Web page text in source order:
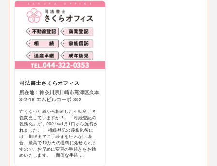
司法書士さくらオフィス
所在地：神奈川県川崎市高津区久本
3-2-18 エムビルコーポ 302
亡くなった親から相続した不動産、名
義変更していますか？ 「相続登記の
義務化」が、2024年4月1日から施行さ
れました。 ・相続登記の義務化後に
は、期限までに手続きを行わない場
合、最高で10万円の過料に処せられま
すので、お早めに変更の手続きをお勧
めいたします。 面倒な手続 ...